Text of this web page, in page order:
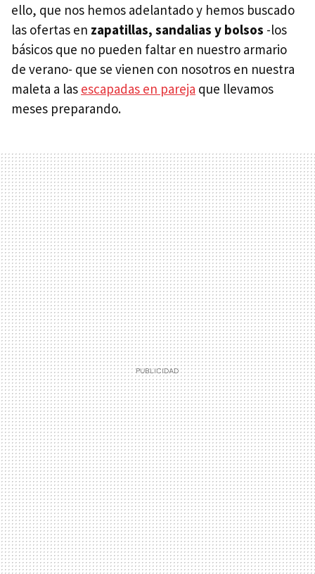
ello, que nos hemos adelantado y hemos buscado
las ofertas en zapatillas, sandalias y bolsos -los
básicos que no pueden faltar en nuestro armario
de verano- que se vienen con nosotros en nuestra
maleta a las escapadas en pareja que llevamos
meses preparando.